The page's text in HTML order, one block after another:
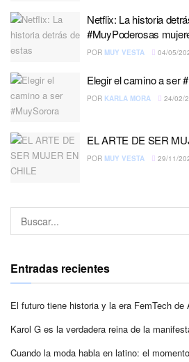
Netflix: La historia
#MuyPoderosas
POR MUY VESTA 04/05/
Elegir el camino a ser
POR KARLA MORA 24/02/
EL ARTE DE SER
POR MUY VESTA 29/11/
Entradas recientes
El futuro tiene historia y la era FemTech de
Karol G es la verdadera reina de la
Cuando la moda habla en latino: el